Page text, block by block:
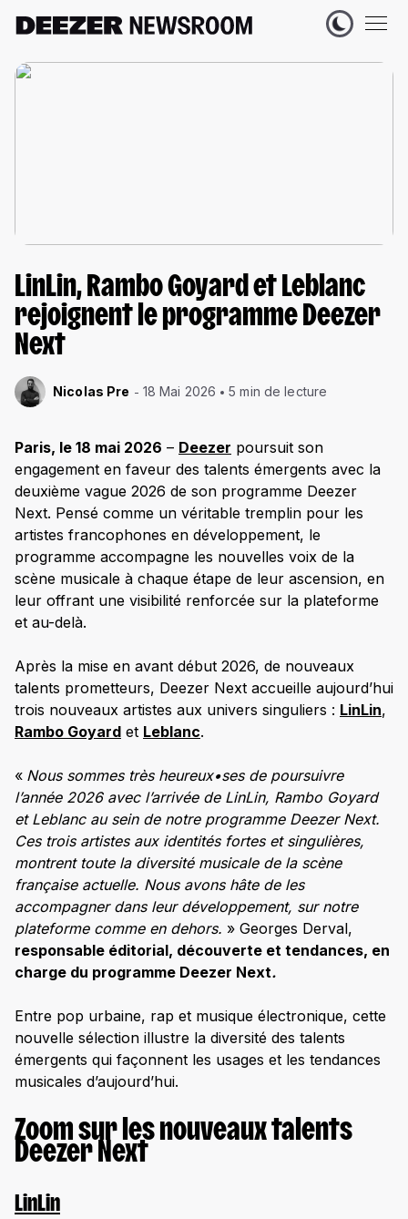
LinLin, Rambo Goyard et Leblanc
rejoignent le programme Deezer
Next
Nicolas Pre 18 Mai 2026 5 min de lecture
Paris, le 18 mai 2026 – Deezer poursuit son
engagement en faveur des talents émergents avec la
deuxième vague 2026 de son programme Deezer
Next. Pensé comme un véritable tremplin pour les
artistes francophones en développement, le
programme accompagne les nouvelles voix de la
scène musicale à chaque étape de leur ascension, en
leur offrant une visibilité renforcée sur la plateforme
et au-delà.
Après la mise en avant début 2026, de nouveaux
talents prometteurs, Deezer Next accueille aujourd’hui
trois nouveaux artistes aux univers singuliers : LinLin,
Rambo Goyard et Leblanc.
« Nous sommes très heureux•ses de poursuivre
l’année 2026 avec l’arrivée de LinLin, Rambo Goyard
et Leblanc au sein de notre programme Deezer Next.
Ces trois artistes aux identités fortes et singulières,
montrent toute la diversité musicale de la scène
française actuelle. Nous avons hâte de les
accompagner dans leur développement, sur notre
plateforme comme en dehors. » Georges Derval,
responsable éditorial, découverte et tendances, en
charge du programme Deezer Next.
Entre pop urbaine, rap et musique électronique, cette
nouvelle sélection illustre la diversité des talents
émergents qui façonnent les usages et les tendances
musicales d’aujourd’hui.
Zoom sur les nouveaux talents
Deezer Next
LinLin